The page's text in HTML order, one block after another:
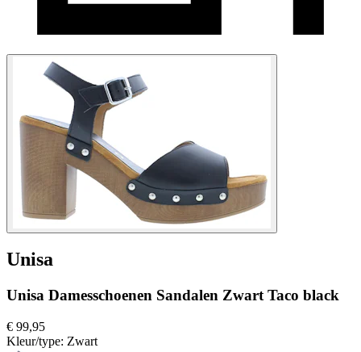
Unisa
Unisa Damesschoenen Sandalen Zwart Taco black
€ 99,95
Kleur/type: Zwart